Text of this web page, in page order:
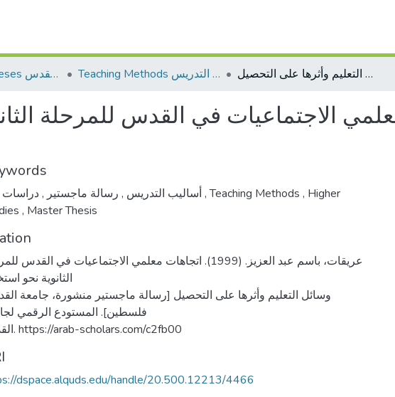
AQU Master Theses الرسائل الجامعية الخاصة بجامعة القدس Teaching Methods أساليب التدريس اتجاهات معلمي الاجتماعيات في القدس للمرحلة الثانوية نحو استخدام وسائل التعليم وأثرها على التحصيل
الاجتماعيات في القدس للمرحلة
أساليب التدريس , رسالة ماجستير , ,Teaching Methods , Higher
, Master Thesis
عريقات، باسم عبد العزيز. (1999). اتجاهات معلمي الاجتماعيات في القدس
الثانوية نحو
وسائل التعليم وأثرها على التحصيل [رسالة ماجستير منشورة، جامعة
فلسطين]. المستودع الرقمي
القدس. https://arab-scholars.com/c2fb00
dspace.alquds.edu/handle/20.500.12213/4466